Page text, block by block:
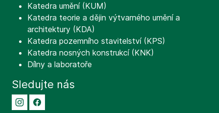
Katedra umění (KUM)
Katedra teorie a dějin výtvarného umění a
architektury (KDA)
Katedra pozemního stavitelství (KPS)
Katedra nosných konstrukcí (KNK)
Dílny a laboratoře
Sledujte nás